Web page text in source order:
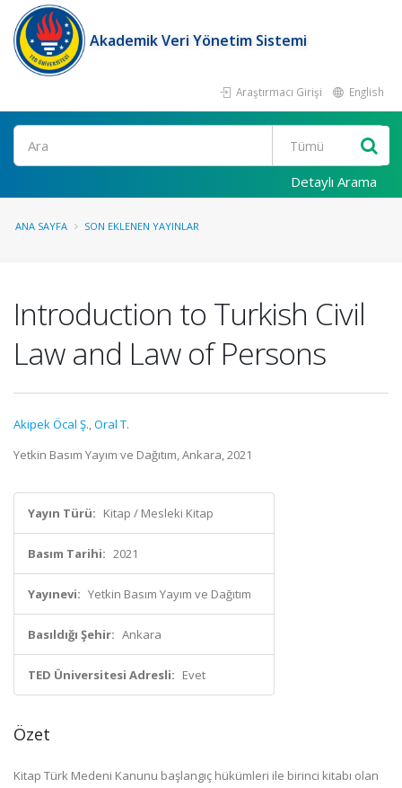
Akademik Veri Yönetim Sistemi
Araştırmacı Girişi English
Ara
Detaylı Arama
ANA SAYFA SON EKLENEN YAYINLAR
Introduction to Turkish Civil
Law and Law of Persons
Akipek Öcal Ş.,Oral T.
Yetkin Basım Yayım ve Dağıtım, Ankara, 2021
Yayın Türü: Kitap / Mesleki Kitap
Basım Tarihi: 2021
Yayınevi: Yetkin Basım Yayım ve Dağıtım
Basıldığı Şehir: Ankara
TED Üniversitesi Adresli: Evet
Özet
Kitap Türk Medeni Kanunu başlangıç hükümleri ile birinci kitabı olan